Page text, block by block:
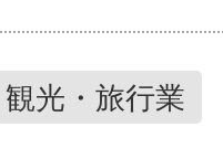
観光・旅行業